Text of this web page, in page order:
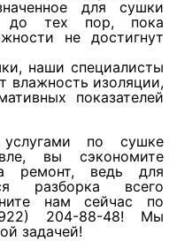
кровле
и мансард
для сушки
до тех пор, пока
не достигнут
наши специалисты
влажность изоляции,
показателей
по сушке
вы сэкономите
ремонт, ведь для
разборка всего
нам сейчас по
204-88-48! Мы
задачей!